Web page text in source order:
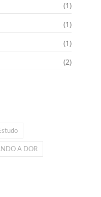
(1)
(1)
(1)
(2)
A DOR